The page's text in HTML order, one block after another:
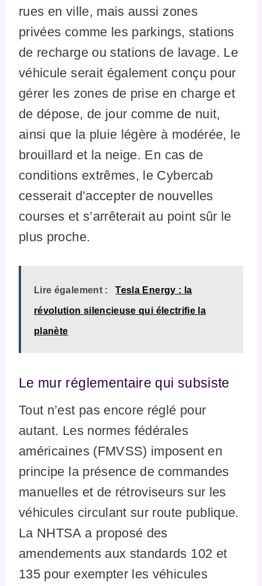
rues en ville, mais aussi zones
privées comme les parkings, stations
de recharge ou stations de lavage. Le
véhicule serait également conçu pour
gérer les zones de prise en charge et
de dépose, de jour comme de nuit,
ainsi que la pluie légère à modérée, le
brouillard et la neige. En cas de
conditions extrêmes, le Cybercab
cesserait d’accepter de nouvelles
courses et s’arrêterait au point sûr le
plus proche.
Lire également : Tesla Energy : la
révolution silencieuse qui électrifie la
planète
Le mur réglementaire qui subsiste
Tout n’est pas encore réglé pour
autant. Les normes fédérales
américaines (FMVSS) imposent en
principe la présence de commandes
manuelles et de rétroviseurs sur les
véhicules circulant sur route publique.
La NHTSA a proposé des
amendements aux standards 102 et
135 pour exempter les véhicules